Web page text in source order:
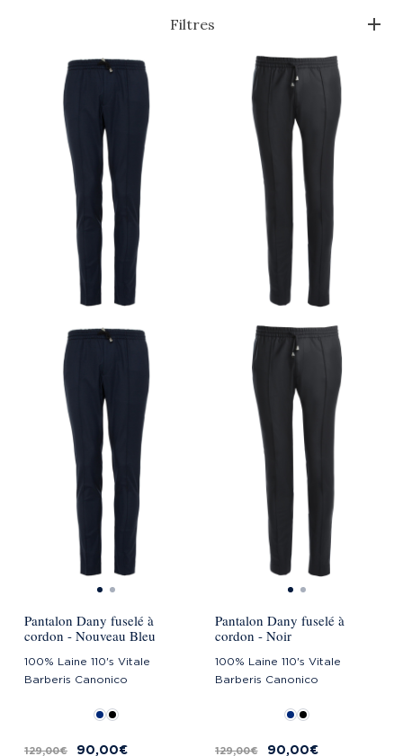
Filtres
Pantalon Dany fuselé à
cordon - Nouveau Bleu
100% Laine 110's Vitale
Barberis Canonico
129,00 € 90,00 €
Pantalon Dany fuselé à
cordon - Noir
100% Laine 110's Vitale
Barberis Canonico
129,00 € 90,00 €